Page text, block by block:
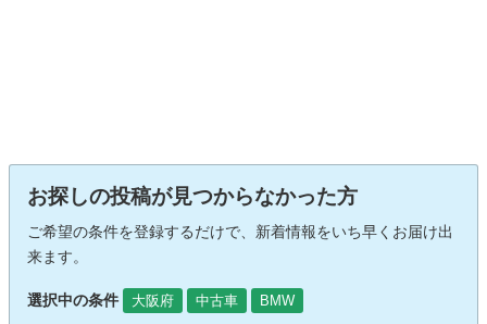
お探しの投稿が見つからなかった方
ご希望の条件を登録するだけで、新着情報をいち早くお届け出
来ます。
選択中の条件 大阪府 中古車 BMW